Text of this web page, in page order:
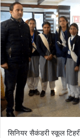
सिनियर सैकंडरी स्कूल